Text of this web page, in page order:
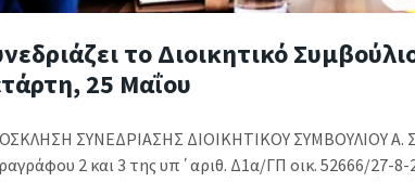
το Διοικητικό
25 Μαΐου
ΣΥΝΕΔΡΙΑΣΗΣ ΔΙΟΙΚΗΤΙΚΟΥ ΣΥΜΒΟΥΛΙΟΥ Α.
2 και 3 της υπ΄αριθ. Δ1α/ΓΠ οικ. 52666/27-